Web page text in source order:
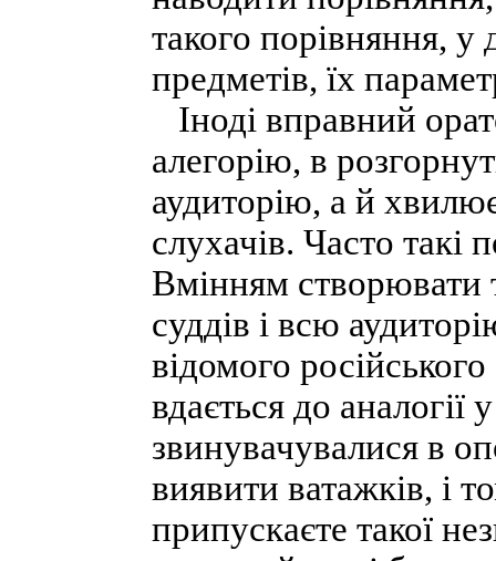
такого порівняння, у
предметів, їх
Іноді вправний
алегорію, в
аудиторію, а й
слухачів. Часто такі
Вмінням створювати
суддів і всю
відомого
вдається до аналогії
звинувачувалися в
виявити ватажків, і
припускаєте такої